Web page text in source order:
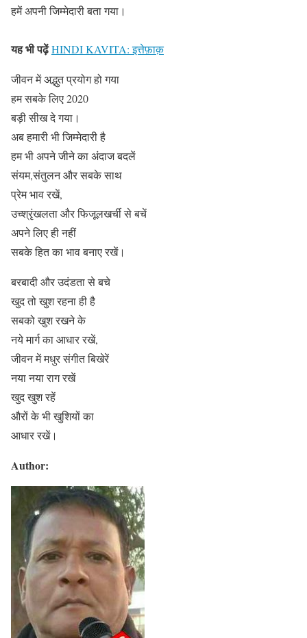
हमें अपनी जिम्मेदारी बता गया।
यह भी पढ़ेंHINDI KAVITA: इत्तेफ़ाक़
जीवन में अद्भुत प्रयोग हो गया
हम सबके लिए 2020
बड़ी सीख दे गया।
अब हमारी भी जिम्मेदारी है
हम भी अपने जीने का अंदाज बदलें
संयम,संतुलन और सबके साथ
प्रेम भाव रखें,
उच्श्रृंखलता और फिजूलखर्ची से बचें
अपने लिए ही नहीं
सबके हित का भाव बनाए रखें।
बरबादी और उदंडता से बचे
खुद तो खुश रहना ही है
सबको खुश रखने के
नये मार्ग का आधार रखें,
जीवन में मधुर संगीत बिखेरें
नया नया राग रखें
खुद खुश रहें
औरों के भी खुशियों का
आधार रखें।
Author: